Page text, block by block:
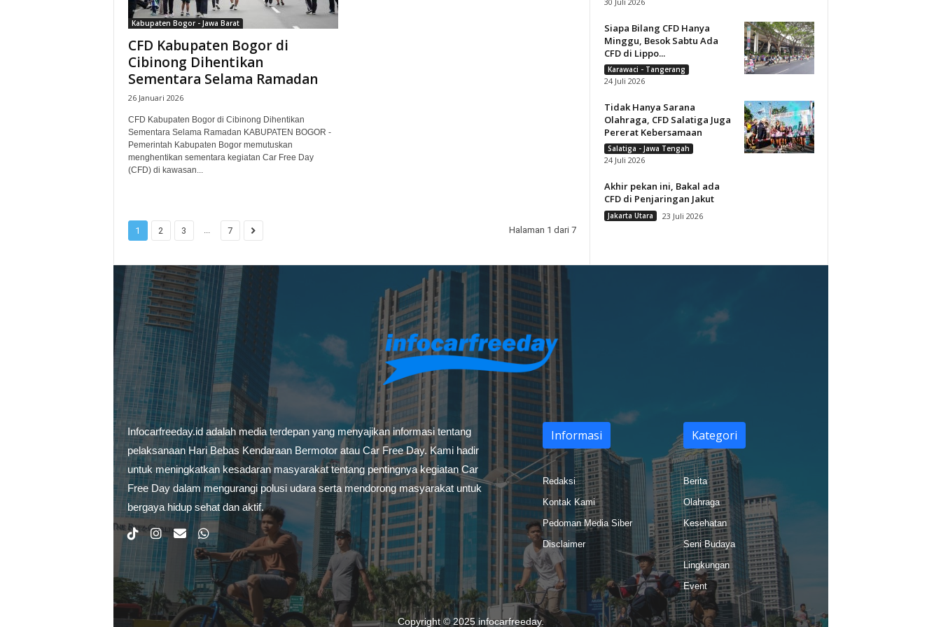
Kabupaten Bogor - Jawa Barat
CFD Kabupaten Bogor di
Cibinong Dihentikan
Sementara Selama Ramadan
26 Januari 2026
CFD Kabupaten Bogor di Cibinong Dihentikan
Sementara Selama Ramadan KABUPATEN BOGOR -
Pemerintah Kabupaten Bogor memutuskan
menghentikan sementara kegiatan Car Free Day
(CFD) di kawasan...
1 2 3 ... 7 Halaman 1 dari 7
Siapa Bilang CFD Hanya
Minggu, Besok Sabtu Ada
CFD di Lippo...
Karawaci - Tangerang
24 Juli 2026
Tidak Hanya Sarana
Olahraga, CFD Salatiga Juga
Pererat Kebersamaan
Salatiga - Jawa Tengah
24 Juli 2026
Akhir pekan ini, Bakal ada
CFD di Penjaringan Jakut
Jakarta Utara 23 Juli 2026
Infocarfreeday.id adalah media terdepan yang menyajikan informasi tentang
pelaksanaan Hari Bebas Kendaraan Bermotor atau Car Free Day. Kami hadir
untuk meningkatkan kesadaran masyarakat tentang pentingnya kegiatan Car
Free Day dalam mengurangi polusi udara serta mendorong masyarakat untuk
bergaya hidup sehat dan aktif.
Informasi
Redaksi
Kontak Kami
Pedoman Media Siber
Disclaimer
Kategori
Berita
Olahraga
Kesehatan
Seni Budaya
Lingkungan
Event
Copyright © 2025 infocarfreeday.